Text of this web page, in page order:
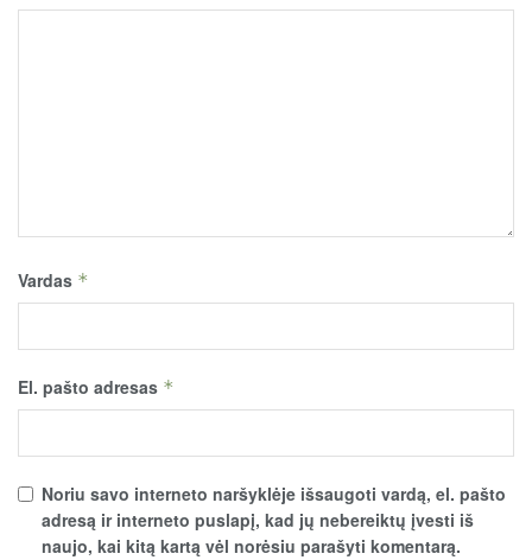
Vardas *
El. pašto adresas *
Noriu savo interneto naršyklėje išsaugoti vardą, el. pašto
adresą ir interneto puslapį, kad jų nebereiktų įvesti iš
naujo, kai kitą kartą vėl norėsiu parašyti komentarą.